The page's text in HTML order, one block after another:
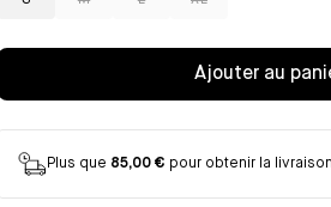
Ajouter au
Plus que 85,00 € pour obtenir la livraison